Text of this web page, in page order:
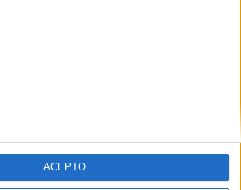
ACEPTO
por registrarte te daremos
ebook con 100 consejos para tu